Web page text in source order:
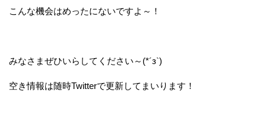
こんな機会はめったにないですよ～！
みなさまぜひいらしてください～(*´з`)
空き情報は随時Twitterで更新してまいります！